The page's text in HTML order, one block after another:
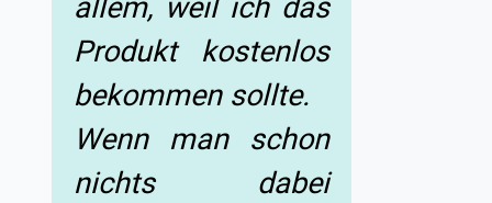
allem, weil ich das
Produkt kostenlos
bekommen sollte.
Wenn man schon
nichts dabei